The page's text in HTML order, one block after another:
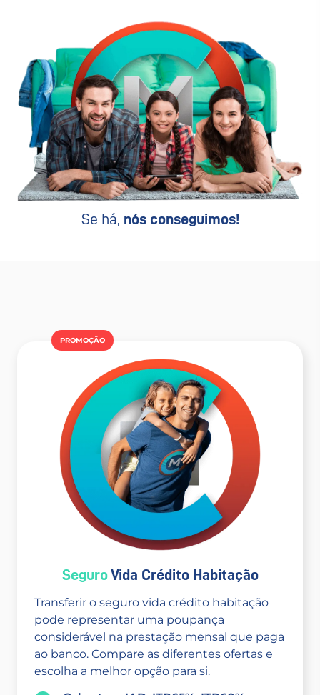
Se há, nós conseguimos!
PROMOÇÂO
SeguroVida Crédito Habitação
Transferir o seguro vida crédito habitação
pode representar uma poupança
considerável na prestação mensal que paga
ao banco. Compare as diferentes ofertas e
escolha a melhor opção para si.